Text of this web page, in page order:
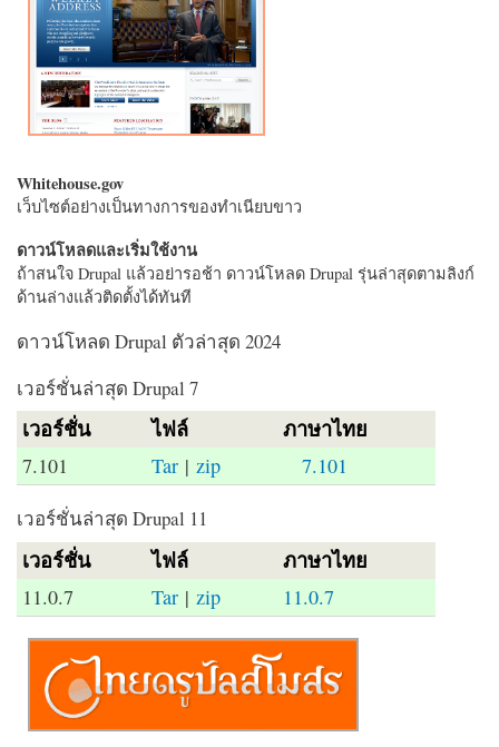
Whitehouse.gov
เว็บไซต์อย่างเป็นทางการของทำเนียบขาว
ดาวน์โหลดและเริ่มใช้งาน
ถ้าสนใจ Drupal แล้วอย่ารอช้า ดาวน์โหลด Drupal รุ่นล่าสุดตามลิงก์
ด้านล่างแล้วติดตั้งได้ทันที
ดาวน์โหลด Drupal ตัวล่าสุด 2024
เวอร์ชั่นล่าสุด Drupal 7
เวอร์ชั่น ไฟล์ ภาษาไทย
7.101 Tar |zip 7.101
เวอร์ชั่นล่าสุด Drupal 11
เวอร์ชั่น ไฟล์ ภาษาไทย
11.0.7 Tar | zip 11.0.7